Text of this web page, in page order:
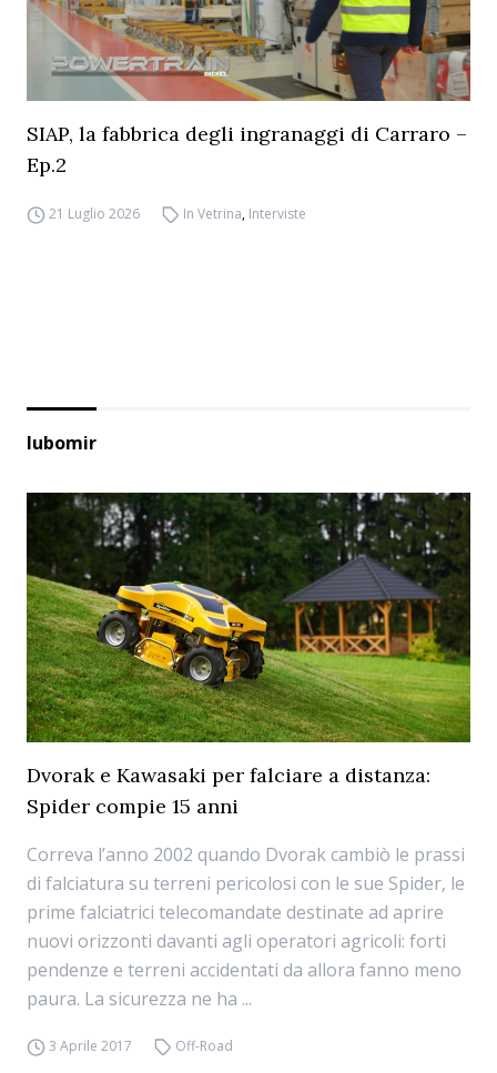
SIAP, la fabbrica degli ingranaggi di Carraro –
Ep.2
21 Luglio 2026 In Vetrina, Interviste
lubomir
Dvorak e Kawasaki per falciare a distanza:
Spider compie 15 anni
Correva l’anno 2002 quando Dvorak cambiò le prassi
di falciatura su terreni pericolosi con le sue Spider, le
prime falciatrici telecomandate destinate ad aprire
nuovi orizzonti davanti agli operatori agricoli: forti
pendenze e terreni accidentati da allora fanno meno
paura. La sicurezza ne ha ...
3 Aprile 2017 Off-Road